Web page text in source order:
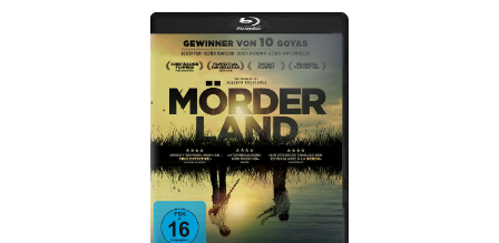
Bildergalerie überspringen